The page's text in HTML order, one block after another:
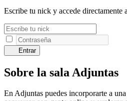
Escribe tu nick y accede directamente
Entrar
Sobre la sala Adjuntas
En Adjuntas puedes incorporarte a